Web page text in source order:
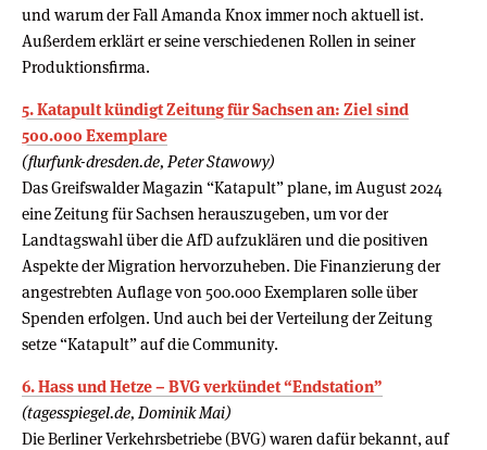
und warum der Fall Amanda Knox immer noch aktuell ist.
Außerdem erklärt er seine verschiedenen Rollen in seiner
Produktionsfirma.
5. Katapult kündigt Zeitung für Sachsen an: Ziel sind
500.000 Exemplare
(flurfunk-dresden.de, Peter Stawowy)
Das Greifswalder Magazin “Katapult” plane, im August 2024
eine Zeitung für Sachsen herauszugeben, um vor der
Landtagswahl über die AfD aufzuklären und die positiven
Aspekte der Migration hervorzuheben. Die Finanzierung der
angestrebten Auflage von 500.000 Exemplaren solle über
Spenden erfolgen. Und auch bei der Verteilung der Zeitung
setze “Katapult” auf die Community.
6. Hass und Hetze – BVG verkündet “Endstation”
(tagesspiegel.de, Dominik Mai)
Die Berliner Verkehrsbetriebe (BVG) waren dafür bekannt, auf